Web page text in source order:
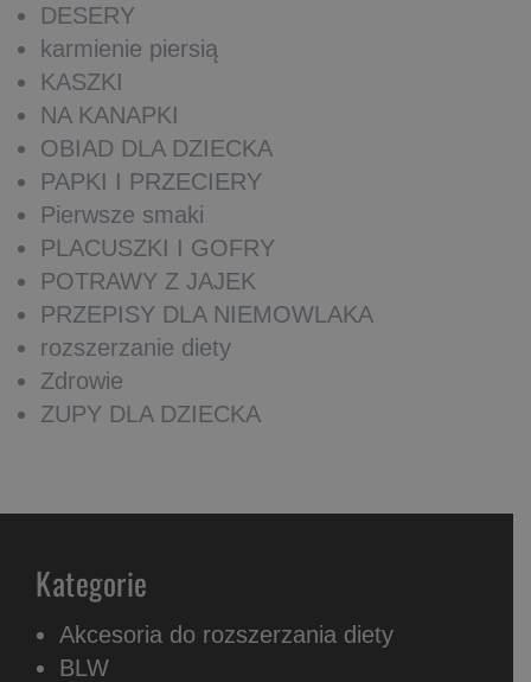
DESERY
karmienie piersią
KASZKI
NA KANAPKI
OBIAD DLA DZIECKA
PAPKI I PRZECIERY
Pierwsze smaki
PLACUSZKI I GOFRY
POTRAWY Z JAJEK
PRZEPISY DLA NIEMOWLAKA
rozszerzanie diety
Zdrowie
ZUPY DLA DZIECKA
Kategorie
Akcesoria do rozszerzania diety
BLW